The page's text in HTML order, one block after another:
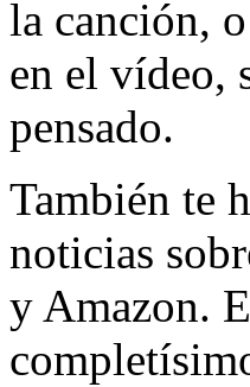
la canción,
en el vídeo,
pensado.
También te
noticias
y Amazon.